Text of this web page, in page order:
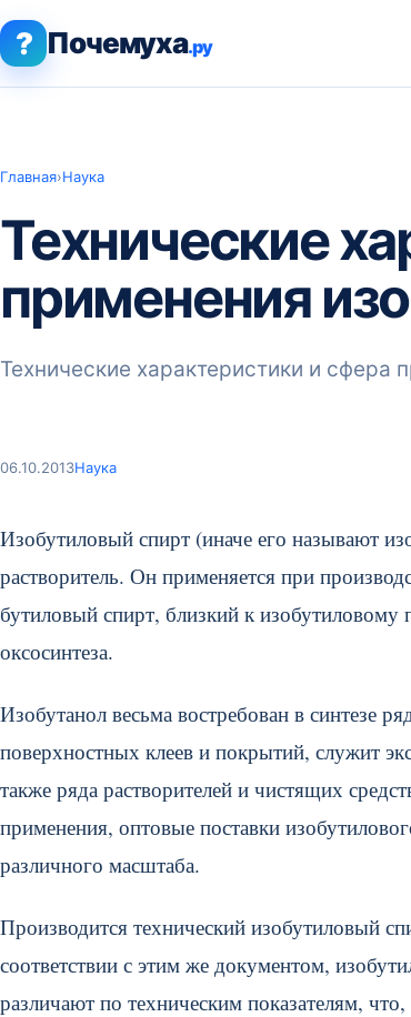
? Почемуха.ру
Главная›Наука
Технические
применения
Технические характеристики и сфера
06.10.2013Наука
Изобутиловый спирт (иначе его называют
растворитель. Он применяется при
бутиловый спирт, близкий к
оксосинтеза.
Изобутанол весьма востребован в синтезе
поверхностных клеев и покрытий, служит
также ряда растворителей и чистящих
применения, оптовые поставки
различного масштаба.
Производится технический изобутиловый
соответствии с этим же документом,
различают по техническим показателям,